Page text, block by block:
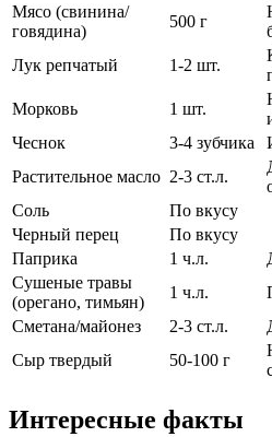
Мясо (свинина/
говядина)
500 г
Лук репчатый
1-2 шт.
Морковь
1 шт.
Чеснок
3-4 зубчика
Растительное масло 2-3 ст.л.
Соль
По вкусу
Черный перец
По вкусу
Паприка
1 ч.л.
Сушеные травы
(орегано, тимьян)
1 ч.л.
Сметана/майонез
2-3 ст.л.
Сыр твердый
50-100 г
Интересные факты